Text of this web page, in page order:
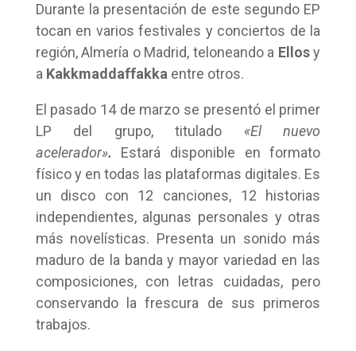
Durante la presentación de este segundo EP
tocan en varios festivales y conciertos de la
región, Almería o Madrid, teloneando a Ellosy
a Kakkmaddaffakka entre otros.
El pasado 14 de marzo se presentó el primer
LP del grupo, titulado «El nuevo
acelerador». Estará disponible en formato
físico y en todas las plataformas digitales. Es
un disco con 12 canciones, 12 historias
independientes, algunas personales y otras
más novelísticas. Presenta un sonido más
maduro de la banda y mayor variedad en las
composiciones, con letras cuidadas, pero
conservando la frescura de sus primeros
trabajos.